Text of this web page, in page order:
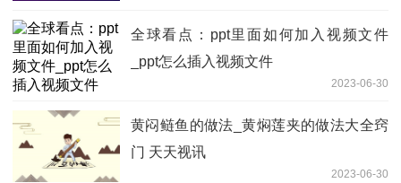
全球看点：ppt里面如何加入视频文件
_ppt怎么插入视频文件
2023-06-30
黄闷鲢鱼的做法_黄焖莲夹的做法大全窍
门 天天视讯
2023-06-30